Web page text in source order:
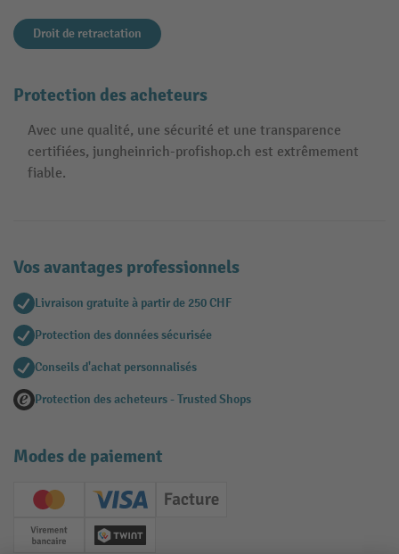
Droit de retractation
Protection des acheteurs
Avec une qualité, une sécurité et une transparence
certifiées, jungheinrich-profishop.ch est extrêmement
fiable.
Vos avantages professionnels
Livraison gratuite à partir de 250 CHF
Protection des données sécurisée
Conseils d'achat personnalisés
Protection des acheteurs - Trusted Shops
Modes de paiement
Creditcard (Master)Creditcard (Visa)
Facture
Paiement anticipé
Twint